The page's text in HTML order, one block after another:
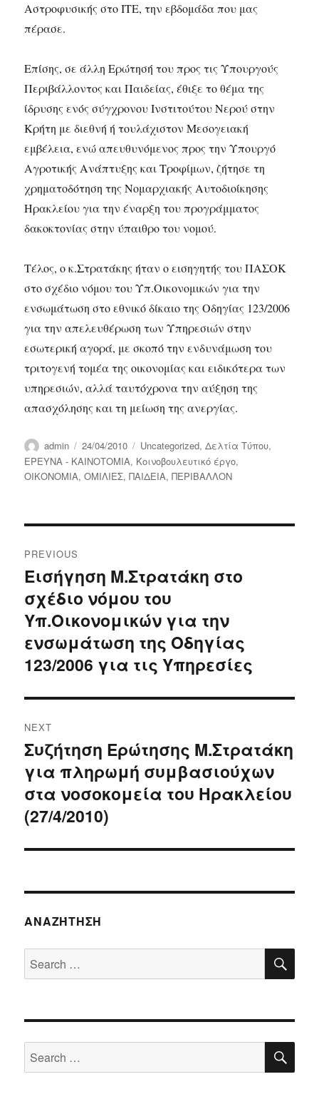
Αστροφυσικής στο ΙΤΕ, την εβδομάδα που μας
πέρασε.
Επίσης, σε άλλη Ερώτησή του προς τις Υπουργούς
Περιβάλλοντος και Παιδείας, έθιξε το θέμα της
ίδρυσης ενός σύγχρονου Ινστιτούτου Νερού στην
Κρήτη με διεθνή ή τουλάχιστον Μεσογειακή
εμβέλεια, ενώ απευθυνόμενος προς την Υπουργό
Αγροτικής Ανάπτυξης και Τροφίμων, ζήτησε τη
χρηματοδότηση της Νομαρχιακής Αυτοδιοίκησης
Ηρακλείου για την έναρξη του προγράμματος
δακοκτονίας στην ύπαιθρο του νομού.
Τέλος, ο κ.Στρατάκης ήταν ο εισηγητής του ΠΑΣΟΚ
στο σχέδιο νόμου του Υπ.Οικονομικών για την
ενσωμάτωση στο εθνικό δίκαιο της Οδηγίας 123/2006
για την απελευθέρωση των Υπηρεσιών στην
εσωτερική αγορά, με σκοπό την ενδυνάμωση του
τριτογενή τομέα της οικονομίας και ειδικότερα των
υπηρεσιών, αλλά ταυτόχρονα την αύξηση της
απασχόλησης και τη μείωση της ανεργίας.
Author
admin
Posted
on
24/04/2010 Categories
Uncategorized,Δελτία Τύπου,
ΕΡΕΥΝΑ - ΚΑΙΝΟΤΟΜΙΑ, Κοινοβουλευτικό έργο,
ΟΙΚΟΝΟΜΙΑ,ΟΜΙΛΙΕΣ,ΠΑΙΔΕΙΑ,ΠΕΡΙΒΑΛΛΟΝ
navigation
PREVIOUS
Previous
post:
Εισήγηση Μ.Στρατάκη στο
σχέδιο νόμου του
Υπ.Οικονομικών για την
ενσωμάτωση της Οδηγίας
123/2006 για τις Υπηρεσίες
NEXT
Next
post:
Συζήτηση Ερώτησης Μ.Στρατάκη
για πληρωμή συμβασιούχων
στα νοσοκομεία του Ηρακλείου
(27/4/2010)
ΑΝΑΖΉΤΗΣΗ
Search
for:
Search
for: